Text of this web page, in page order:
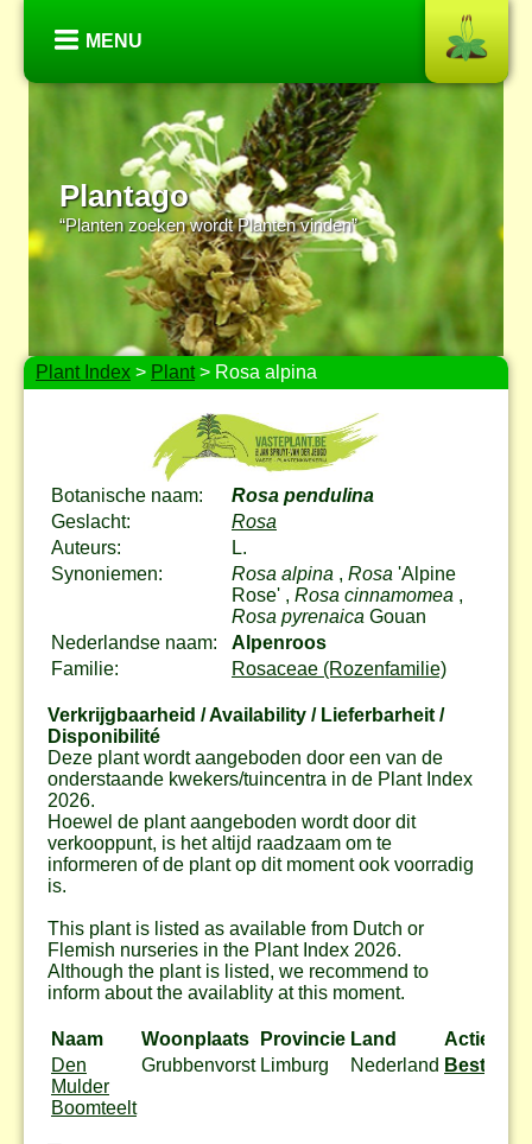
MENU
Plantago
“Planten zoeken wordt Planten vinden”
Plant Index > Plant> Rosa alpina
Botanische naam:
Rosa pendulina
Geslacht:
Rosa
Auteurs:
L.
Synoniemen:
Rosa alpina , Rosa 'Alpine
Rose' , Rosa cinnamomea ,
Rosa pyrenaica Gouan
Nederlandse naam:
Alpenroos
Familie:
Rosaceae (Rozenfamilie)
Verkrijgbaarheid / Availability / Lieferbarheit /
Disponibilité
Deze plant wordt aangeboden door een van de
onderstaande kwekers/tuincentra in de Plant Index
2026.
Hoewel de plant aangeboden wordt door dit
verkooppunt, is het altijd raadzaam om te
informeren of de plant op dit moment ook voorradig
is.
This plant is listed as available from Dutch or
Flemish nurseries in the Plant Index 2026.
Although the plant is listed, we recommend to
inform about the availablity at this moment.
Naam Woonplaats Provincie Land
Actie
Den
Mulder
Boomteelt
Grubbenvorst Limburg Nederland Bestel